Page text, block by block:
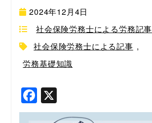
2024年12月4日
社会保険労務士による労務記事
社会保険労務士による記事 ,
労務基礎知識
F
a